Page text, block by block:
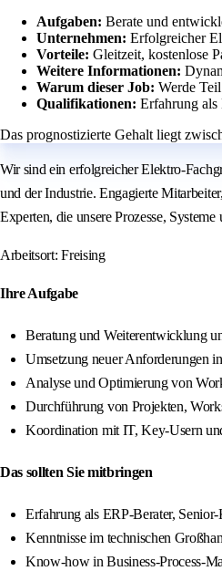
Aufgaben: Berate und
Unternehmen: Erfolgreicher
Vorteile: Gleitzeit, kostenlose
Weitere Informationen:
Warum dieser Job: Werde
Qualifikationen: Erfahrung
Das prognostizierte Gehalt liegt
Wir sind ein erfolgreicher Elektro-
und der Industrie. Engagierte
Experten, die unsere Prozesse,
Arbeitsort: Freising
Ihre Aufgabe
Beratung und Weiterentwicklung
Umsetzung neuer Anforderungen
Analyse und Optimierung von
Durchführung von Projekten,
Koordination mit IT, Key-Usern
Das sollten Sie mitbringen
Erfahrung als ERP-Berater,
Kenntnisse im technischen
Know-how in Business-Process-